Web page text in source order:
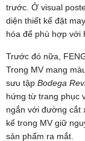
trước. Ở visual
diện thiết kế đặt
hóa để phù hợp với
Trước đó nữa,
Trong MV mang
sưu tập Bodega
hứng từ trang phục
ngắn với đường cắt
kế trong MV giữ
sản phẩm ra mắt.